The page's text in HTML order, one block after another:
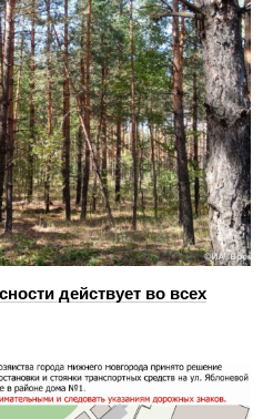
действует во всех